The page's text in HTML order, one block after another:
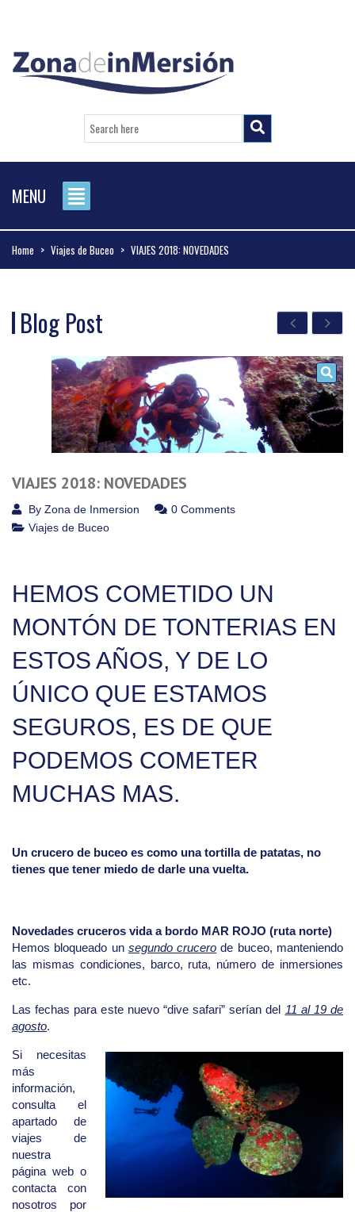
MENU
Home > Viajes de Buceo > VIAJES 2018: NOVEDADES
Blog Post
VIAJES 2018: NOVEDADES
By Zona de Inmersion
0 Comments
Viajes de Buceo
HEMOS COMETIDO UN
MONTÓN DE TONTERIAS EN
ESTOS AÑOS, Y DE LO
ÚNICO QUE ESTAMOS
SEGUROS, ES DE QUE
PODEMOS COMETER
MUCHAS MAS.
Un crucero de buceo es como una tortilla de patatas, no
tienes que tener miedo de darle una vuelta.
Novedades cruceros vida a bordo MAR ROJO (ruta norte)
Hemos bloqueado un segundo crucero de buceo, manteniendo
las mismas condiciones, barco, ruta, número de inmersiones
etc.
Las fechas para este nuevo “dive safari” serían del 11 al 19 de
agosto.
Si necesitas
más
información,
consulta el
apartado de
viajes de
nuestra
página web o
contacta con
nosotros por